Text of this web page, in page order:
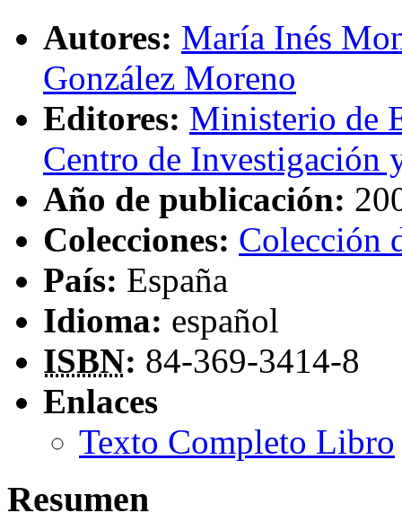
Autores: María Inés
González Moreno
Editores: Ministerio de
Centro de Investigación
Año de publicación:
Colecciones: Colección
País: España
Idioma: español
ISBN: 84-369-3414-8
Enlaces
Texto Completo Libro
Resumen